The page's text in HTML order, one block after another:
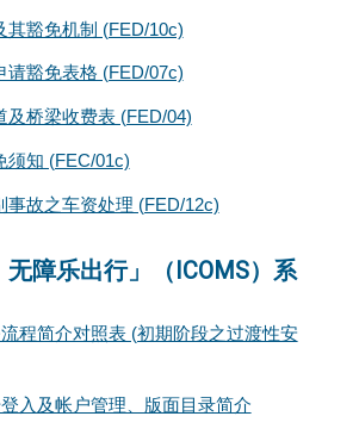
其豁免机制 (FED/10c)
请豁免表格 (FED/07c)
及桥梁收费表 (FED/04)
须知 (FEC/01c)
事故之车资处理 (FED/12c)
无障乐出行」（ICOMS）系
程简介对照表 (初期阶段之过渡性安
入及帐户管理、版面目录简介